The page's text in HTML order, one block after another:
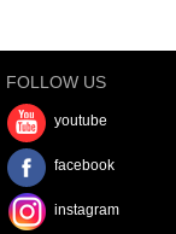
FOLLOW US
youtube
facebook
instagram